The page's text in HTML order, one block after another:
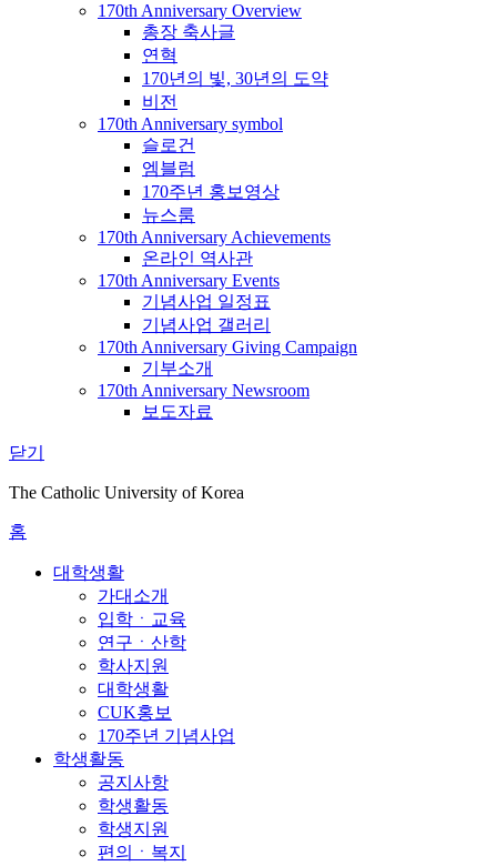
170th Anniversary Overview
총장 축사글
연혁
170년의 빛, 30년의 도약
비전
170th Anniversary symbol
슬로건
엠블럼
170주년 홍보영상
뉴스룸
170th Anniversary Achievements
온라인 역사관
170th Anniversary Events
기념사업 일정표
기념사업 갤러리
170th Anniversary Giving Campaign
기부소개
170th Anniversary Newsroom
보도자료
닫기
The Catholic University of Korea
홈
대학생활
가대소개
입학ㆍ교육
연구ㆍ산학
학사지원
대학생활
CUK홍보
170주년 기념사업
학생활동
공지사항
학생활동
학생지원
편의ㆍ복지